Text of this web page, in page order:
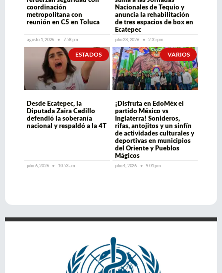
coordinación
metropolitana con
reunión en C5 en Toluca
agosto 1, 2026 7:58 pm
Nacionales de Tequio y
anuncia la rehabilitación
de tres espacios de box en
Ecatepec
julio 28, 2026 2:35 pm
ESTADOS
Desde Ecatepec, la
Diputada Zaira Cedillo
defendió la soberanía
nacional y respaldó a la 4T
julio 6, 2026 10:53 am
VARIOS
¡Disfruta en EdoMéx el
partido México vs
Inglaterra! Sonideros,
rifas, antojitos y un sinfín
de actividades culturales y
deportivas en municipios
del Oriente y Pueblos
Mágicos
julio 4, 2026 9:01 pm